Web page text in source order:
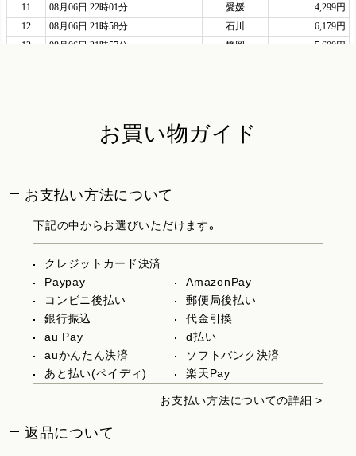
お買い物ガイド
お支払い方法について
下記の中からお選びいただけます。
クレジットカード決済
Paypay
AmazonPay
コンビニ後払い
郵便局後払い
銀行振込
代金引換
au Pay
d払い
auかんたん決済
ソフトバンク決済
あと払い(ペイディ)
楽天Pay
お支払い方法についての詳細 >
返品について